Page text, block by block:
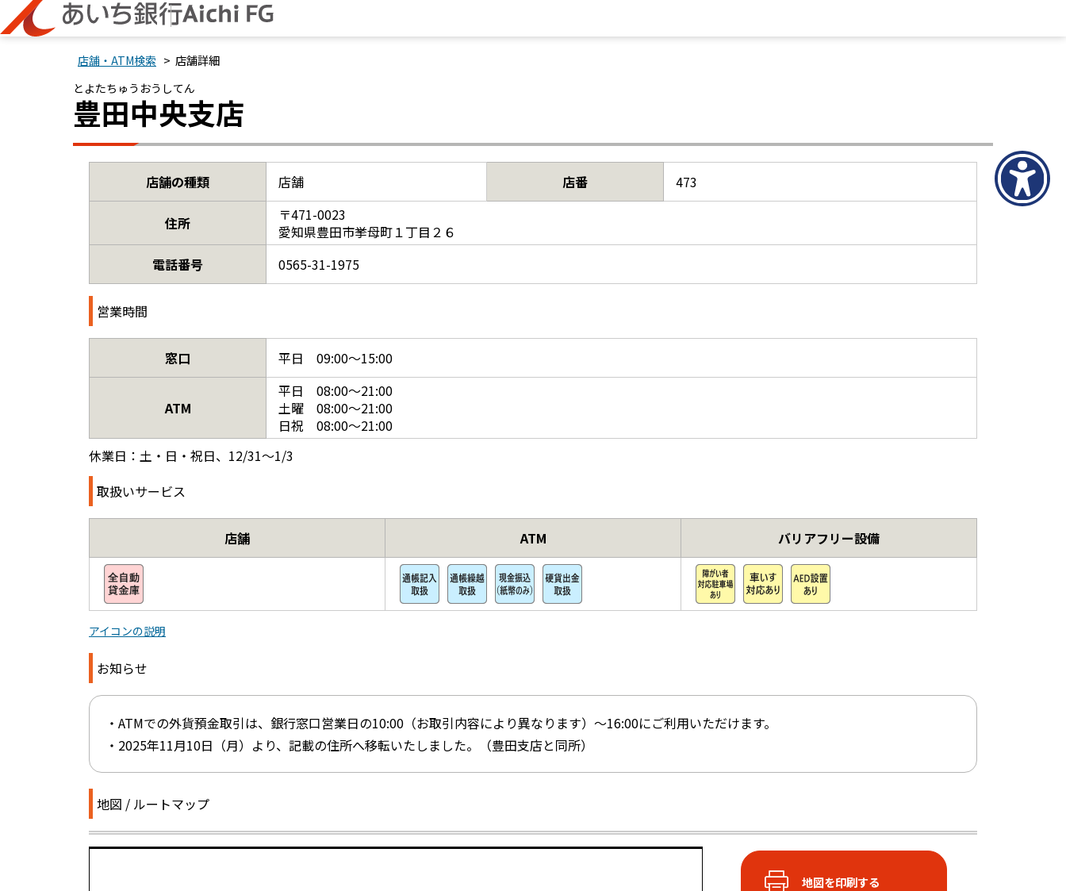
店舗・ATM検索 > 店舗詳細
とよたちゅうおうしてん
豊田中央支店
店舗の種類 店舗 店番 473
住所
〒471-0023
愛知県豊田市挙母町１丁目２６
電話番号
0565-31-1975
営業時間
窓口 平日 09:00～15:00
ATM
平日 08:00～21:00
土曜 08:00～21:00
日祝 08:00～21:00
休業日：土・日・祝日、12/31～1/3
取扱いサービス
店舗 ATM バリアフリー設備
アイコンの説明
お知らせ
・ATMでの外貨預金取引は、銀行窓口営業日の10:00（お取引内容により異なります）～16:00にご利用いただけます。
・2025年11月10日（月）より、記載の住所へ移転いたしました。（豊田支店と同所）
地図 / ルートマップ